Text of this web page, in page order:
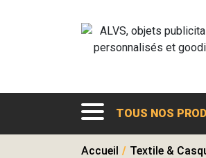
TOUS NOS
Accueil / Textile &